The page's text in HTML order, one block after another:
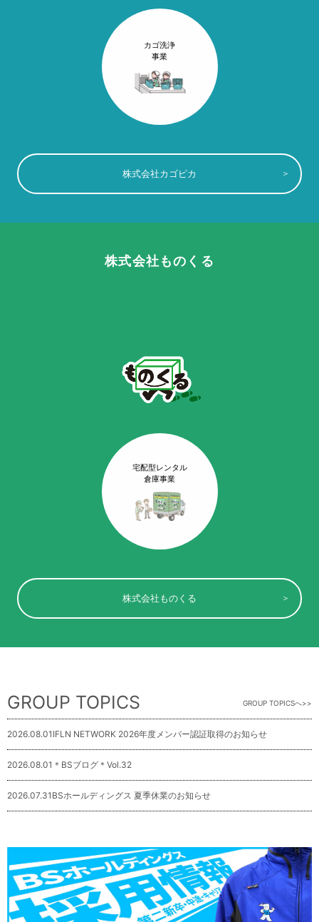
カゴ洗浄
事業
株式会社カゴピカ
株式会社ものくる
宅配型レンタル
倉庫事業
株式会社ものくる
GROUP TOPICS GROUP TOPICSへ
2026.08.01 IFLN NETWORK 2026年度メンバー認証取得のお知らせ
2026.08.01 ＊BSブログ＊Vol.32
2026.07.31 BSホールディングス 夏季休業のお知らせ